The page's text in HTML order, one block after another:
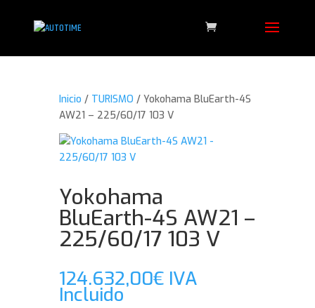
Inicio / TURISMO / Yokohama BluEarth-4S
AW21 – 225/60/17 103 V
Yokohama
BluEarth-4S AW21 –
225/60/17 103 V
124.632,00€ IVA
Incluido